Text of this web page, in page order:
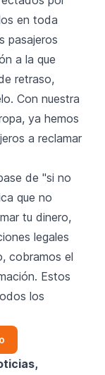
en toda
pasajeros
a la que
retraso,
Con nuestra
ya hemos
a reclamar
de "si no
que no
tu dinero,
legales
cobramos el
Estos
los